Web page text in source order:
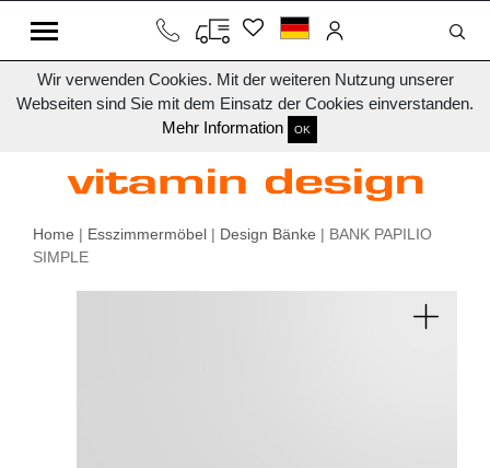
Wir verwenden Cookies. Mit der weiteren Nutzung unserer
Webseiten sind Sie mit dem Einsatz der Cookies einverstanden.
Mehr Information
OK
Home | Esszimmermöbel | Design Bänke | BANK PAPILIO
SIMPLE